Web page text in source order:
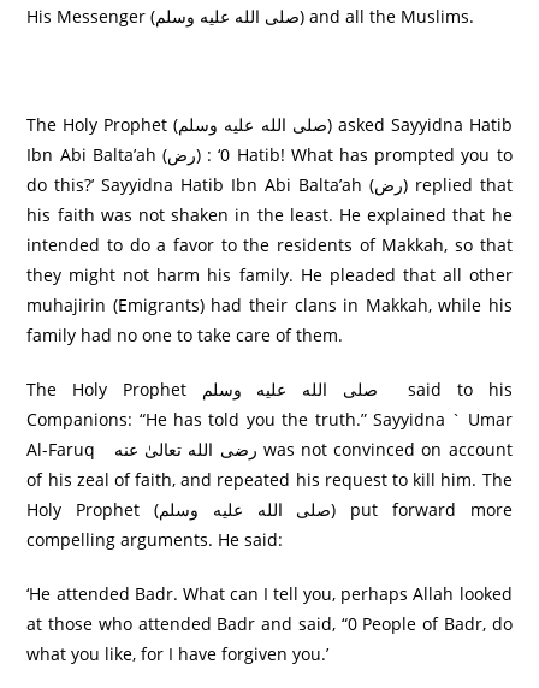
His Messenger (صلى الله عليه وسلم) and all the Muslims.
The Holy Prophet (صلى الله عليه وسلم) asked Sayyidna Hatib
Ibn Abi Balta’ah (رض) : ‘0 Hatib! What has prompted you to
do this?’ Sayyidna Hatib Ibn Abi Balta’ah (رض) replied that
his faith was not shaken in the least. He explained that he
intended to do a favor to the residents of Makkah, so that
they might not harm his family. He pleaded that all other
muhajirin (Emigrants) had their clans in Makkah, while his
family had no one to take care of them.
The Holy Prophet صلى الله عليه وسلم said to his
Companions: “He has told you the truth.” Sayyidna ` Umar
Al-Faruq رضی الله تعالیٰ عنه was not convinced on account
of his zeal of faith, and repeated his request to kill him. The
Holy Prophet (صلى الله عليه وسلم) put forward more
compelling arguments. He said:
‘He attended Badr. What can I tell you, perhaps Allah looked
at those who attended Badr and said, “0 People of Badr, do
what you like, for I have forgiven you.’